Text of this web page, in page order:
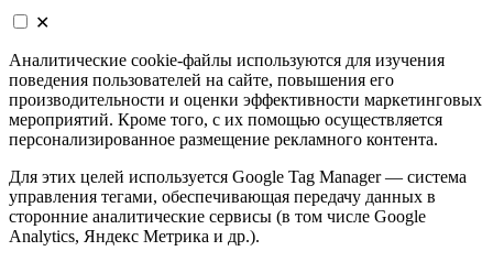
✕
Аналитические cookie-файлы используются для изучения
поведения пользователей на сайте, повышения его
производительности и оценки эффективности маркетинговых
мероприятий. Кроме того, с их помощью осуществляется
персонализированное размещение рекламного контента.
Для этих целей используется Google Tag Manager — система
управления тегами, обеспечивающая передачу данных в
сторонние аналитические сервисы (в том числе Google
Analytics, Яндекс Метрика и др.).